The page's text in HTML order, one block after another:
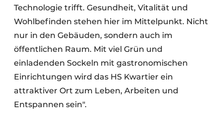
Technologie trifft. Gesundheit, Vitalität und
Wohlbefinden stehen hier im Mittelpunkt. Nicht
nur in den Gebäuden, sondern auch im
öffentlichen Raum. Mit viel Grün und
einladenden Sockeln mit gastronomischen
Einrichtungen wird das HS Kwartier ein
attraktiver Ort zum Leben, Arbeiten und
Entspannen sein".